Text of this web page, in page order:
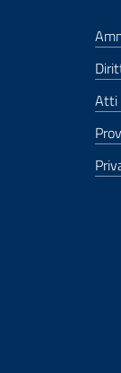
Atti